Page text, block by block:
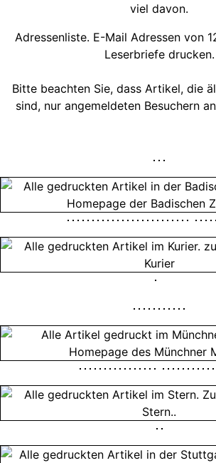
viel davon.
Adressenliste. E-Mail Adressen von
Leserbriefe drucken.
Bitte beachten Sie, dass Artikel, die
sind, nur angemeldeten Besuchern